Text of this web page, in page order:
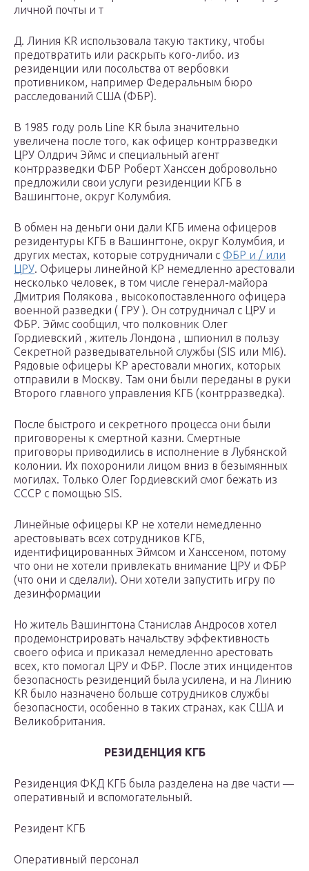
личной почты и т
Д. Линия KR использовала такую ​​тактику, чтобы
предотвратить или раскрыть кого-либо. из
резиденции или посольства от вербовки
противником, например Федеральным бюро
расследований США (ФБР).
В 1985 году роль Line KR была значительно
увеличена после того, как офицер контрразведки
ЦРУ Олдрич Эймс и специальный агент
контрразведки ФБР Роберт Ханссен добровольно
предложили свои услуги резиденции КГБ в
Вашингтоне, округ Колумбия.
В обмен на деньги они дали КГБ имена офицеров
резидентуры КГБ в Вашингтоне, округ Колумбия, и
других местах, которые сотрудничали с ФБР и / или
ЦРУ. Офицеры линейной КР немедленно арестовали
несколько человек, в том числе генерал-майора
Дмитрия Полякова , высокопоставленного офицера
военной разведки ( ГРУ ). Он сотрудничал с ЦРУ и
ФБР. Эймс сообщил, что полковник Олег
Гордиевский , житель Лондона , шпионил в пользу
Секретной разведывательной службы (SIS или MI6).
Рядовые офицеры КР арестовали многих, которых
отправили в Москву. Там они были переданы в руки
Второго главного управления КГБ (контрразведка).
После быстрого и секретного процесса они были
приговорены к смертной казни. Смертные
приговоры приводились в исполнение в Лубянской
колонии. Их похоронили лицом вниз в безымянных
могилах. Только Олег Гордиевский смог бежать из
СССР с помощью SIS.
Линейные офицеры КР не хотели немедленно
арестовывать всех сотрудников КГБ,
идентифицированных Эймсом и Ханссеном, потому
что они не хотели привлекать внимание ЦРУ и ФБР
(что они и сделали). Они хотели запустить игру по
дезинформации
Но житель Вашингтона Станислав Андросов хотел
продемонстрировать начальству эффективность
своего офиса и приказал немедленно арестовать
всех, кто помогал ЦРУ и ФБР. После этих инцидентов
безопасность резиденций была усилена, и на Линию
KR было назначено больше сотрудников службы
безопасности, особенно в таких странах, как США и
Великобритания.
РЕЗИДЕНЦИЯ КГБ
Резиденция ФКД КГБ была разделена на две части —
оперативный и вспомогательный.
Резидент КГБ
Оперативный персонал